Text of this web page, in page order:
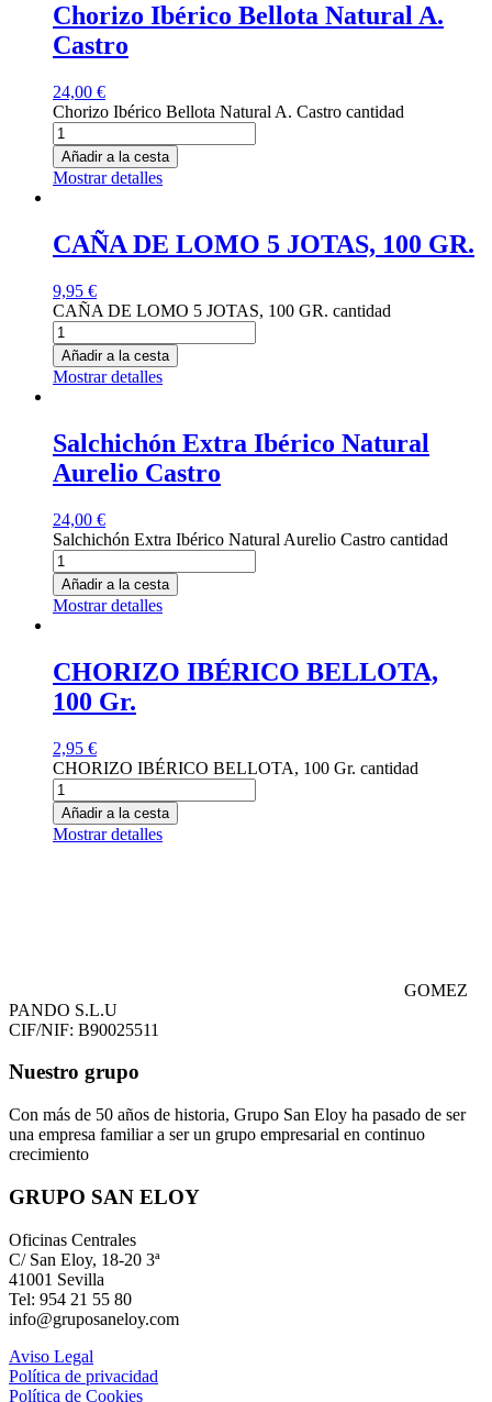
Chorizo Ibérico Bellota Natural A.
Castro
24,00 €
Chorizo Ibérico Bellota Natural A. Castro cantidad
Añadir a la cesta
Mostrar detalles
CAÑA DE LOMO 5 JOTAS, 100 GR.
9,95 €
CAÑA DE LOMO 5 JOTAS, 100 GR. cantidad
Añadir a la cesta
Mostrar detalles
Salchichón Extra Ibérico Natural
Aurelio Castro
24,00 €
Salchichón Extra Ibérico Natural Aurelio Castro cantidad
Añadir a la cesta
Mostrar detalles
CHORIZO IBÉRICO BELLOTA,
100 Gr.
2,95 €
CHORIZO IBÉRICO BELLOTA, 100 Gr. cantidad
Añadir a la cesta
Mostrar detalles
GOMEZ
PANDO S.L.U
CIF/NIF: B90025511
Nuestro grupo
Con más de 50 años de historia, Grupo San Eloy ha pasado de ser
una empresa familiar a ser un grupo empresarial en continuo
crecimiento
GRUPO SAN ELOY
Oficinas Centrales
C/ San Eloy, 18-20 3ª
41001 Sevilla
Tel: 954 21 55 80
info@gruposaneloy.com
Aviso Legal
Política de privacidad
Política de Cookies